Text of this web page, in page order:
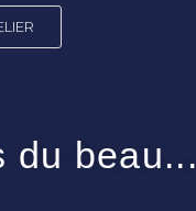
du beau...